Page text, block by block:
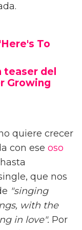
To
teaser del
Growing
quiere crecer
con ese oso
que nos
"singing
with the
in love". Por